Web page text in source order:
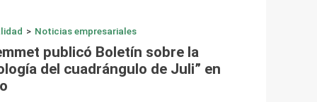
> Noticias empresariales
publicó Boletín sobre la
del cuadrángulo de Juli” en